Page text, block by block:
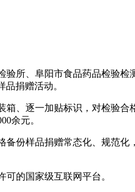
所、阜阳市食品药品检验检
捐赠活动。
、逐一加贴标识，对检验合
余元。
份样品捐赠常态化、规范化
的国家级互联网平台。